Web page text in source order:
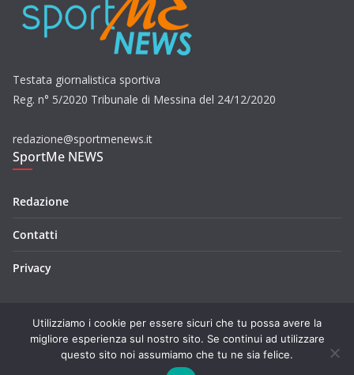
Testata giornalistica sportiva
Reg. n° 5/2020 Tribunale di Messina del 24/12/2020
redazione@sportmenews.it
SportMe NEWS
Redazione
Contatti
Privacy
Copyright © 2026SportMe NEWS. Tutti i diritti riservati.
Utilizziamo i cookie per essere sicuri che tu possa avere la
migliore esperienza sul nostro sito. Se continui ad utilizzare
questo sito noi assumiamo che tu ne sia felice.